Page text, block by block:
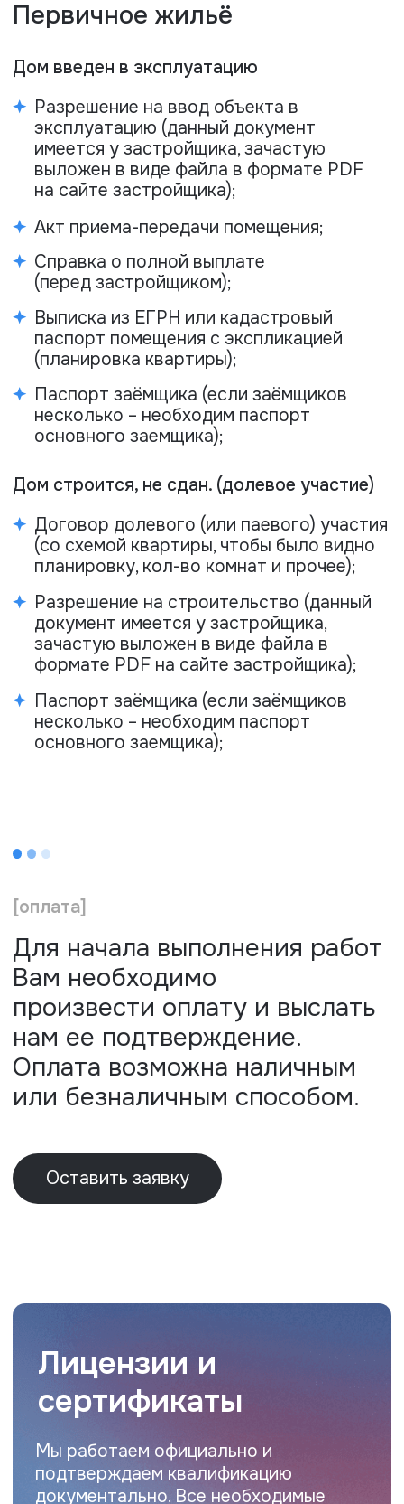
(со схемой квартиры, чтобы было видно
планировку, кол-во комнат и прочее);
документ имеется у застройщика,
зачастую выложен в виде файла в
Паспорт заёмщика (если заёмщиков
несколько – необходим паспорт
основного заемщика);
[оплата]
Для начала выполнения работ
Вам необходимо
произвести оплату и выслать
нам ее подтверждение.
Оплата возможна наличным
или безналичным способом.
Лицензии и
сертификаты
Мы работаем официально и
подтверждаем квалификацию
документально. Все необходимые
лицензии, аккредитации и сертификаты
соответствия — гарантия качества и
надежности наших услуг.
Часто задаваемые
вопросы
Нужна оценка
или экспертиза?
Оставьте заявку, и наш эксперт
свяжется с вами для консультации и